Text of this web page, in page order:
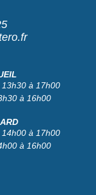
à 17h00
à 16h00
à 17h00
à 16h00